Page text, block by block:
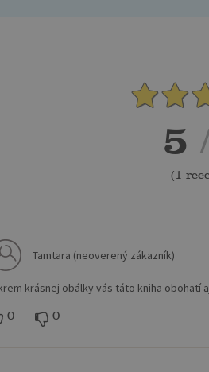
5
(1
Tamtara (neoverený zákazník)
krásnej obálky vás táto kniha obohatí
0 0